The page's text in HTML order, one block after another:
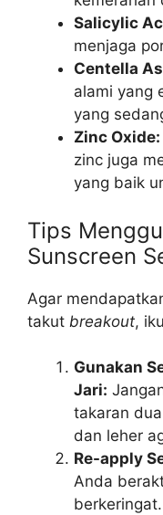
Salicylic
menjaga
Centella
alami yang
yang
Zinc Oxide:
zinc juga
yang baik
Tips
Sunscreen
Agar
takut breakout,
Gunakan
Jari:
takaran
dan leher
Re-apply
Anda
berkeringat.